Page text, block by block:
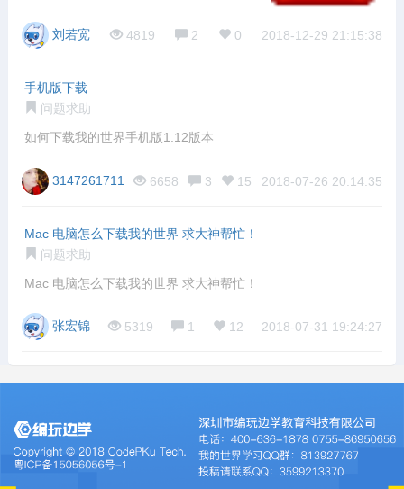
刘若宽 4819 2 0 2018-12-29 21:15:38
手机版下载
问题求助
如何下载我的世界手机版1.12版本
3147261711 6658 3 15 2018-07-26 20:14:35
Mac 电脑怎么下载我的世界 求大神帮忙！
问题求助
Mac 电脑怎么下载我的世界 求大神帮忙！
张宏锦 5319 1 12 2018-07-31 19:24:27